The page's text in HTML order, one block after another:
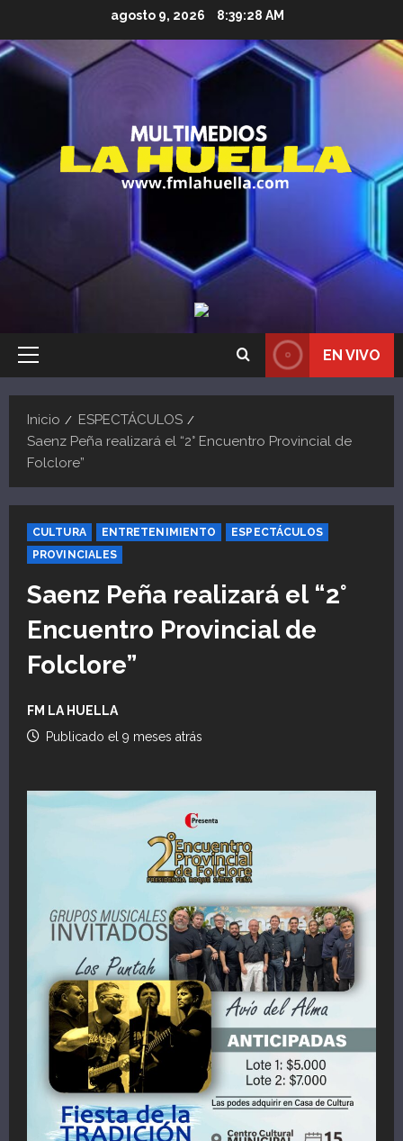
contenido
agosto 9, 2026 8:39:29 AM
Menú
EN VIVO
Inicio
ESPECTÁCULOS
Saenz Peña realizará el “2° Encuentro Provincial de
Folclore”
CULTURA ENTRETENIMIENTO
ESPECTÁCULOS
PROVINCIALES
Saenz Peña realizará el “2°
Encuentro Provincial de
Folclore”
FM LA HUELLA
Publicado el 9 meses atrás